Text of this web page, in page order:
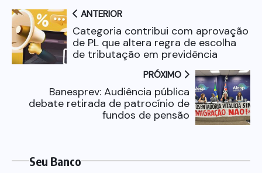
ANTERIOR
Categoria contribui com aprovação
de PL que altera regra de escolha
de tributação em previdência
PRÓXIMO
Banesprev: Audiência pública
debate retirada de patrocínio de
fundos de pensão
Seu Banco